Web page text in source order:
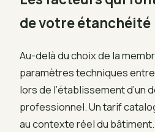
de votre étanchéité
Au-delà du choix de la
paramètres techniques
lors de l’établissement d’un
professionnel. Un tarif
au contexte réel du bâtiment.